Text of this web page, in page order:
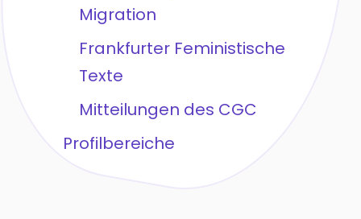
Migration
Frankfurter Feministische
Texte
Mitteilungen des CGC
Profilbereiche